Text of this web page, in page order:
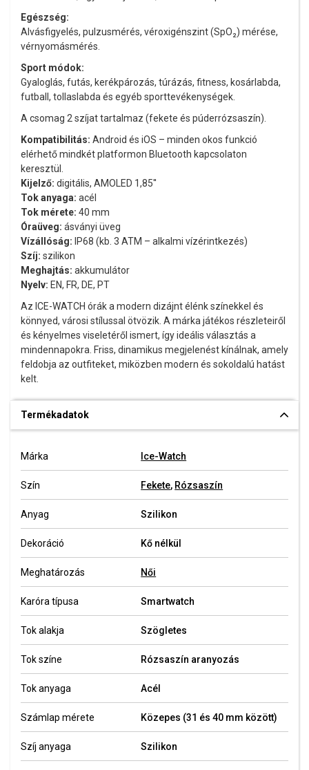
Egészség:
Alvásfigyelés, pulzusmérés, véroxigénszint (SpO₂) mérése,
vérnyomásmérés.
Sport módok:
Gyaloglás, futás, kerékpározás, túrázás, fitness, kosárlabda,
futball, tollaslabda és egyéb sporttevékenységek.
A csomag 2 szíjat tartalmaz (fekete és púderrózsaszín).
Kompatibilitás: Android és iOS – minden okos funkció
elérhető mindkét platformon Bluetooth kapcsolaton
keresztül.
Kijelző: digitális, AMOLED 1,85''
Tok anyaga: acél
Tok mérete: 40 mm
Óraüveg: ásványi üveg
Vízállóság: IP68 (kb. 3 ATM – alkalmi vízérintkezés)
Szíj: szilikon
Meghajtás: akkumulátor
Nyelv: EN, FR, DE, PT
Az ICE-WATCH órák a modern dizájnt élénk színekkel és
könnyed, városi stílussal ötvözik. A márka játékos részleteiről
és kényelmes viseletéről ismert, így ideális választás a
mindennapokra. Friss, dinamikus megjelenést kínálnak, amely
feldobja az outfiteket, miközben modern és sokoldalú hatást
kelt.
Termékadatok
Márka Ice-Watch
Szín Fekete, Rózsaszín
Anyag Szilikon
Dekoráció Kő nélkül
Meghatározás Női
Karóra típusa Smartwatch
Tok alakja Szögletes
Tok színe Rózsaszín aranyozás
Tok anyaga Acél
Számlap mérete Közepes (31 és 40 mm között)
Szíj anyaga Szilikon